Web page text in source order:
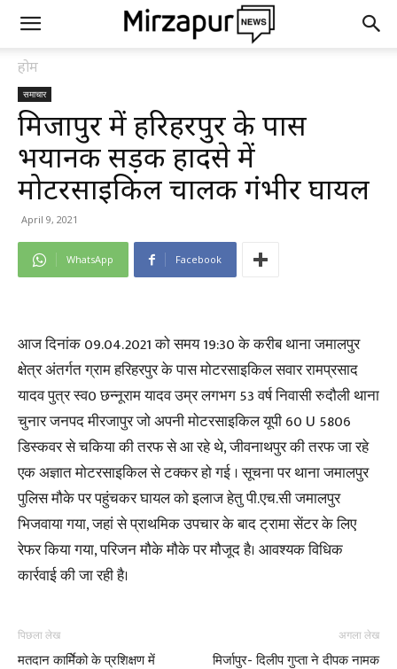
होम
समाचार
मिर्जापुर में हरिहरपुर के पास
भयानक सड़क हादसे में
मोटरसाइकिल चालक गंभीर घायल
April 9, 2021
WhatsApp Facebook
आज दिनांक 09.04.2021 को समय 19:30 के करीब थाना जमालपुर
क्षेत्र अंतर्गत ग्राम हरिहरपुर के पास मोटरसाइकिल सवार रामप्रसाद
यादव पुत्र स्व0 छन्नूराम यादव उम्र लगभग 53 वर्ष निवासी रुदौली थाना
चुनार जनपद मीरजापुर जो अपनी मोटरसाइकिल यूपी 60 U 5806
डिस्कवर से चकिया की तरफ से आ रहे थे, जीवनाथपुर की तरफ जा रहे
एक अज्ञात मोटरसाइकिल से टक्कर हो गई । सूचना पर थाना जमालपुर
पुलिस मौके पर पहुंचकर घायल को इलाज हेतु पी.एच.सी जमालपुर
भिजवाया गया, जहां से प्राथमिक उपचार के बाद ट्रामा सेंटर के लिए
रेफर किया गया, परिजन मौके मौके पर मौजूद है। आवश्यक विधिक
कार्रवाई की जा रही है।
पिछला लेख
मतदान कार्मिेको के प्रशिक्षण में
अगला लेख
मिर्जापुर- दिलीप गुप्ता ने दीपक नामक